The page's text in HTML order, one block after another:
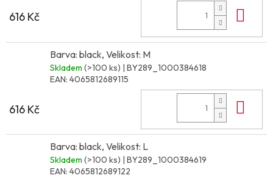
616 Kč
Barva: black, Velikost: M
Skladem (>100 ks) | BY289_1000384618
EAN: 4065812689115
616 Kč
Barva: black, Velikost: L
Skladem (>100 ks) | BY289_1000384619
EAN: 4065812689122